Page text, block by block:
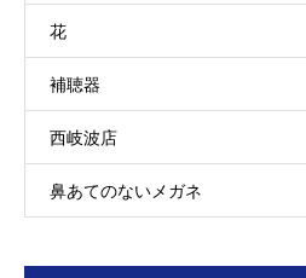
花
補聴器
西岐波店
鼻あてのないメガネ